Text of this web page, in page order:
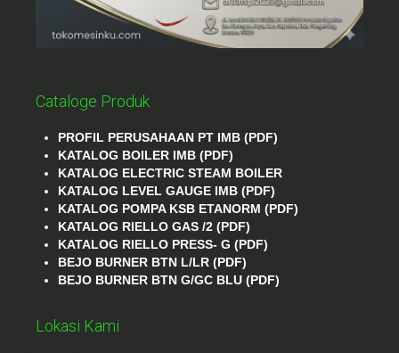
Cataloge Produk
PROFIL PERUSAHAAN PT IMB (PDF)
KATALOG BOILER IMB (PDF)
KATALOG ELECTRIC STEAM BOILER
KATALOG LEVEL GAUGE IMB (PDF)
KATALOG POMPA KSB ETANORM (PDF)
KATALOG RIELLO GAS /2 (PDF)
KATALOG RIELLO PRESS- G (PDF)
BEJO BURNER BTN L/LR (PDF)
BEJO BURNER BTN G/GC BLU (PDF)
Lokasi Kami